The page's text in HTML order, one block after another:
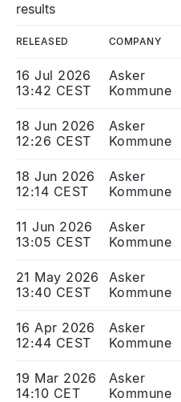
results
RELEASED COMPANY
16 Jul 2026
13:42 CEST
Asker
Kommune
18 Jun 2026
12:26 CEST
Asker
Kommune
18 Jun 2026
12:14 CEST
Asker
Kommune
11 Jun 2026
13:05 CEST
Asker
Kommune
21 May 2026
13:40 CEST
Asker
Kommune
16 Apr 2026
12:44 CEST
Asker
Kommune
19 Mar 2026
14:10 CET
Asker
Kommune